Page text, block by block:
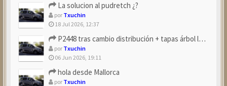
La solucion al pudretch ¿?
por Txuchin
18 Jul 2026, 12:37
P2448 tras cambio distribución + tapas árbol levas
por Txuchin
06 Jun 2026, 19:11
hola desde Mallorca
por Txuchin